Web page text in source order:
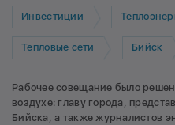
Инвестиции
Тепловые сети Бийск
Рабочее совещание было
воздухе: главу города,
Бийска, а также журналистов